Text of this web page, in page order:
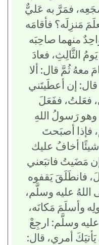
فمَرَّ به عَليٌّ
مَنزِلَه؟ فأقامَه
منهما صاحِبَه
الثَّالِثِ، فعادَ
معهُ ثُمَّ قال: ألا
إن أعطَيتَني
فعَلتُ، ففَعَلَ
وهو رَسولُ اللهِ
فإذا أصبَحتَ
أخافُ عليك
مَضَيتُ فاتبَعني
فانطَلَقَ يَقفوه
عليه وسلَّم،
وأسلَمَ مَكانَه،
وسلَّم: ارجِعْ
أمري، قال: